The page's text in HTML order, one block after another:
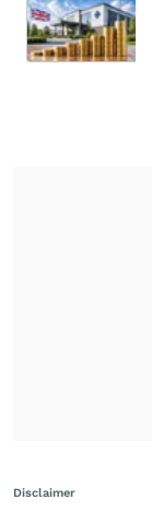
Disclaimer